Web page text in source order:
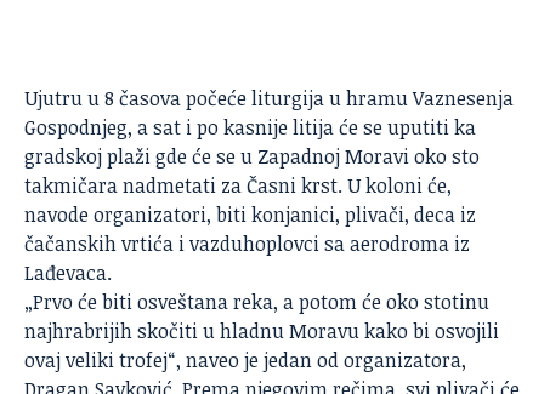
Ujutru u 8 časova počeće liturgija u hramu Vaznesenja
Gospodnjeg, a sat i po kasnije litija će se uputiti ka
gradskoj plaži gde će se u Zapadnoj Moravi oko sto
takmičara nadmetati za Časni krst. U koloni će,
navode organizatori, biti konjanici, plivači, deca iz
čačanskih vrtića i vazduhoplovci sa aerodroma iz
Lađevaca.
„Prvo će biti osveštana reka, a potom će oko stotinu
najhrabrijih skočiti u hladnu Moravu kako bi osvojili
ovaj veliki trofej“, naveo je jedan od organizatora,